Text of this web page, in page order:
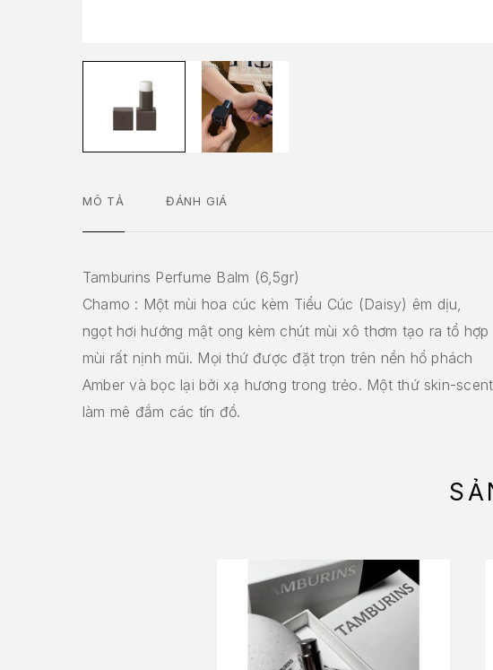
MÔ TẢ ĐÁNH GIÁ
Tamburins Perfume Balm (6,5gr)
Chamo : Một mùi hoa cúc kèm Tiểu Cúc (Daisy) êm dịu,
ngọt hơi hướng mật ong kèm chút mùi xô thơm tạo ra tổ hợp
mùi rất nịnh mũi. Mọi thứ được đặt trọn trên nền hổ phách
Amber và bọc lại bởi xạ hương trong trẻo. Một thứ skin-scent
làm mê đắm các tín đồ.